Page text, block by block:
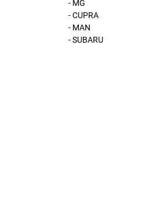
- MG
- CUPRA
- MAN
- SUBARU